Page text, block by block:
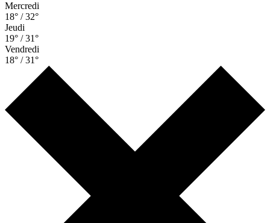
Mercredi
18° / 32°
Jeudi
19° / 31°
Vendredi
18° / 31°